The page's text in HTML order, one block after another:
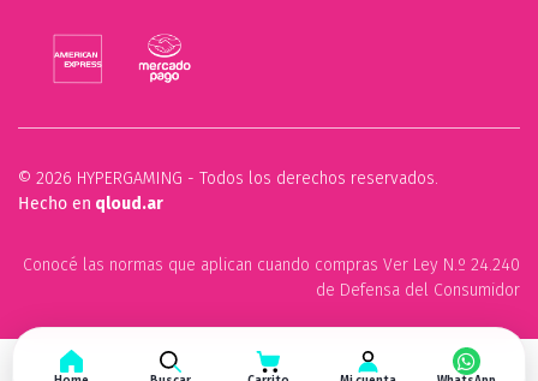
© 2026 HYPERGAMING - Todos los derechos reservados.
Hecho en qloud.ar
Conocé las normas que aplican cuando compras Ver Ley N.º 24.240
de Defensa del Consumidor